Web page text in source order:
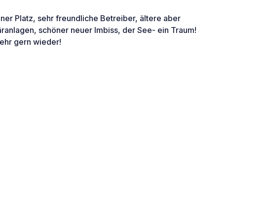
Platz, sehr freundliche Betreiber, ältere aber
schöner neuer Imbiss, der See- ein Traum!
gern wieder!